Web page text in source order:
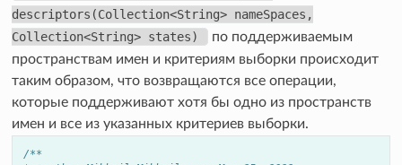
descriptors(Collection<String> nameSpaces,
Collection<String> states)
по поддерживаемым
пространствам имен и критериям выборки происходит
таким образом, что возвращаются все операции,
которые поддерживают хотя бы одно из пространств
имен и все из указанных критериев выборки.
/**